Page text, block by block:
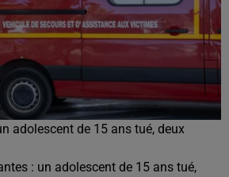
adolescent de 15 ans tué, deux
: un adolescent de 15 ans tué,